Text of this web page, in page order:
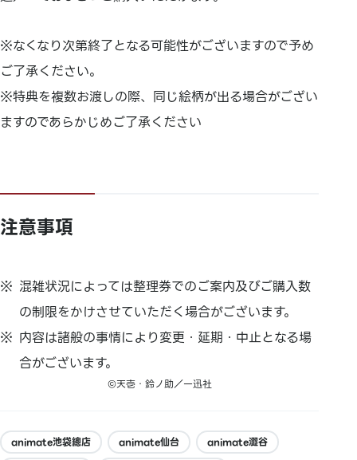
※なくなり次第終了となる可能性がございますので予め
ご了承ください。
※特典を複数お渡しの際、同じ絵柄が出る場合がござい
ますのであらかじめご了承ください
注意事項
混雑状況によっては整理券でのご案内及びご購入数
の制限をかけさせていただく場合がございます。
内容は諸般の事情により変更・延期・中止となる場
合がございます。
©天壱・鈴ノ助／一迅社
animate池袋總店 animate仙台
animate澀谷